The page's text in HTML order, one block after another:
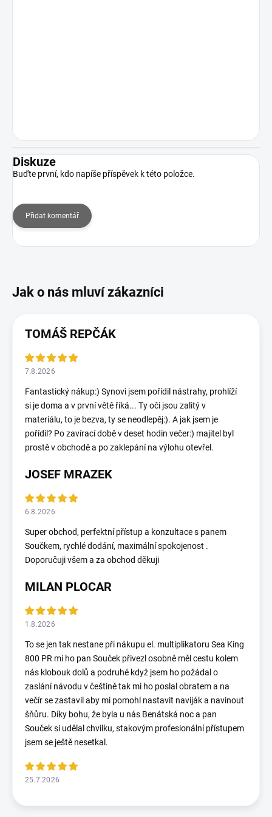
Diskuze
Buďte první, kdo napíše příspěvek k této položce.
Přidat komentář
TOMÁŠ REPČÁK
7.8.2026
Fantastický nákup:) Synovi jsem pořídil nástrahy, prohlíží
si je doma a v první větě říká... Ty oči jsou zalitý v
materiálu, to je bezva, ty se neodlepěj:). A jak jsem je
pořídil? Po zavírací době v deset hodin večer:) majitel byl
prostě v obchodě a po zaklepání na výlohu otevřel.
JOSEF MRAZEK
6.8.2026
Super obchod, perfektní přístup a konzultace s panem
Součkem, rychlé dodání, maximální spokojenost .
Doporučuji všem a za obchod děkuji
MILAN PLOCAR
1.8.2026
To se jen tak nestane při nákupu el. multiplikatoru Sea King
800 PR mi ho pan Souček přivezl osobně měl cestu kolem
nás klobouk dolů a podruhé když jsem ho požádal o
zaslání návodu v češtině tak mi ho poslal obratem a na
večír se zastavil aby mi pomohl nastavit naviják a navinout
šňůru. Díky bohu, že byla u nás Benátská noc a pan
Souček si udělal chvilku, stakovým profesionální přístupem
jsem se ještě nesetkal.
25.7.2026